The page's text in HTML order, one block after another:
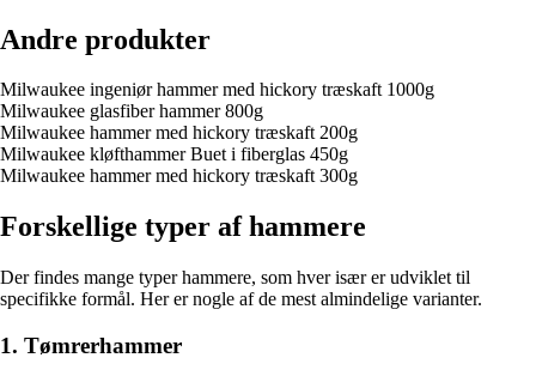
Andre produkter
Milwaukee ingeniør hammer med hickory træskaft 1000g
Milwaukee glasfiber hammer 800g
Milwaukee hammer med hickory træskaft 200g
Milwaukee kløfthammer Buet i fiberglas 450g
Milwaukee hammer med hickory træskaft 300g
Forskellige typer af hammere
Der findes mange typer hammere, som hver især er udviklet til
specifikke formål. Her er nogle af de mest almindelige varianter.
1. Tømrerhammer